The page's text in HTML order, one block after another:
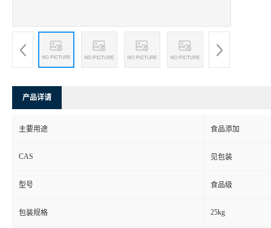
产品详请
主要用途 食品添加
CAS 见包装
型号 食品级
包装规格 25kg